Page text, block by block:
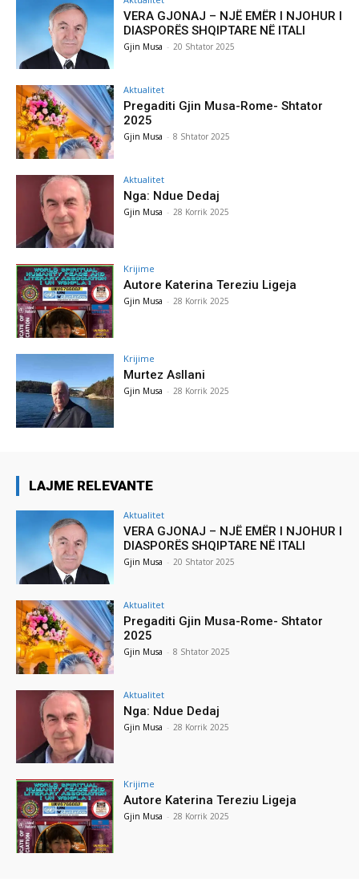
VERA GJONAJ – NJË EMËR I NJOHUR I
DIASPORËS SHQIPTARE NË ITALI
Gjin Musa - 20 Shtator 2025
Aktualitet
Pregaditi Gjin Musa-Rome- Shtator
2025
Gjin Musa - 8 Shtator 2025
Aktualitet
Nga: Ndue Dedaj
Gjin Musa - 28 Korrik 2025
Krijime
Autore Katerina Tereziu Ligeja
Gjin Musa - 28 Korrik 2025
Krijime
Murtez Asllani
Gjin Musa - 28 Korrik 2025
LAJME RELEVANTE
Aktualitet
VERA GJONAJ – NJË EMËR I NJOHUR I
DIASPORËS SHQIPTARE NË ITALI
Gjin Musa - 20 Shtator 2025
Aktualitet
Pregaditi Gjin Musa-Rome- Shtator
2025
Gjin Musa - 8 Shtator 2025
Aktualitet
Nga: Ndue Dedaj
Gjin Musa - 28 Korrik 2025
Krijime
Autore Katerina Tereziu Ligeja
Gjin Musa - 28 Korrik 2025